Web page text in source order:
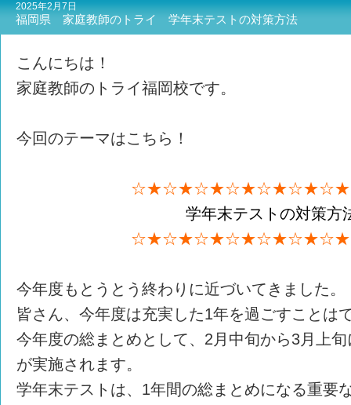
2025年2月7日
福岡県 家庭教師のトライ 学年末テストの対策方法
こんにちは！
家庭教師のトライ福岡校です。
今回のテーマはこちら！
学年末テストの対策方
今年度もとうとう終わりに近づいてきました。
皆さん、今年度は充実した1年を過ごすことは
今年度の総まとめとして、2月中旬から3月上
が実施されます。
学年末テストは、1年間の総まとめになる重要